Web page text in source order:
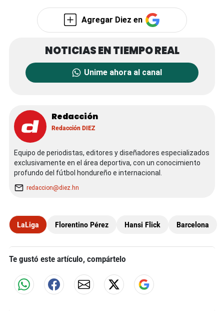
Agregar Diez en
Unime ahora al canal
Redacción
Redacción DIEZ
Equipo de periodistas, editores y diseñadores especializados
exclusivamente en el área deportiva, con un conocimiento
profundo del fútbol hondureño e internacional.
redaccion@diez.hn
LaLiga Florentino Pérez Hansi Flick Barcelona
Te gustó este artículo, compártelo